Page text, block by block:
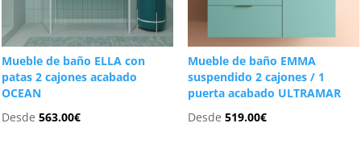
Mueble de baño ELLA con
patas 2 cajones acabado
OCEAN
Desde563.00€
Mueble de baño EMMA
suspendido 2 cajones / 1
puerta acabado ULTRAMAR
Desde 519.00€